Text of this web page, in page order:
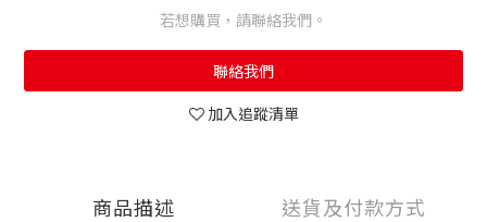
若想購買，請聯絡我們。
聯絡我們
加入追蹤清單
商品描述 送貨及付款方式